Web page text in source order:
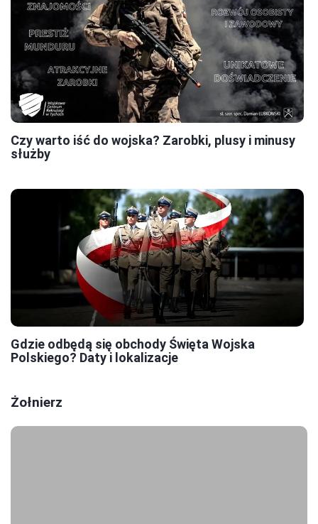
Czy warto iść do wojska? Zarobki, plusy i minusy
służby
Gdzie odbędą się obchody Święta Wojska
Polskiego? Daty i lokalizacje
Żołnierz